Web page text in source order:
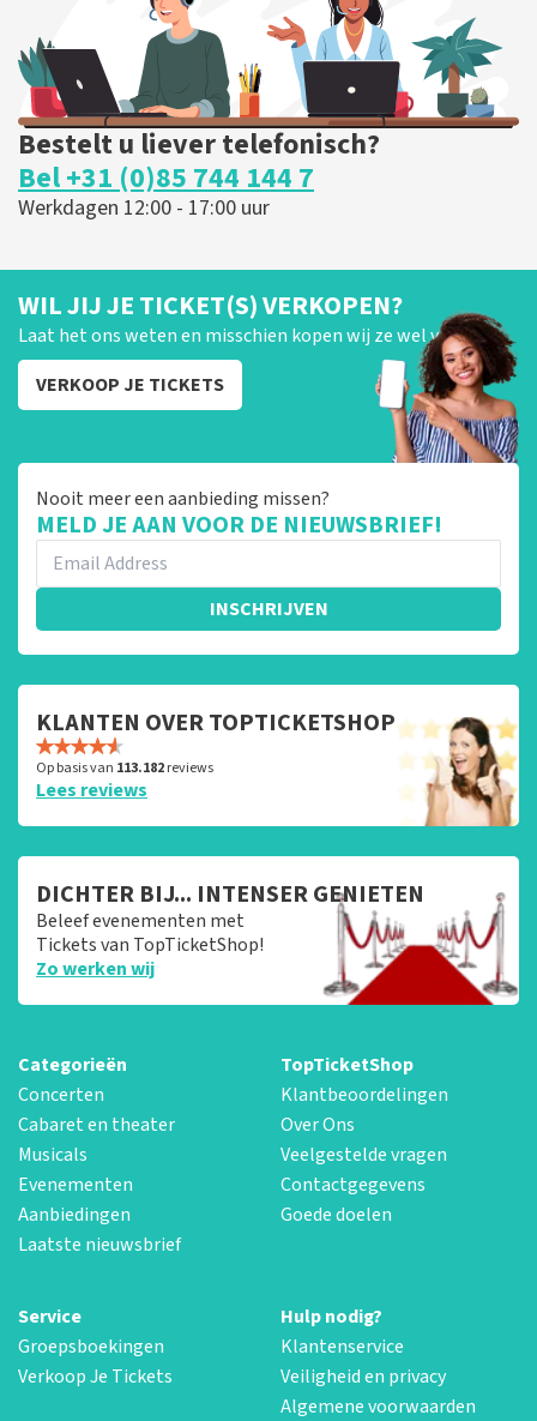
Bestelt u liever telefonisch?
Bel +31 (0)85 744 144 7
Werkdagen 12:00 - 17:00 uur
WIL JIJ JE TICKET(S) VERKOPEN?
Laat het ons weten en misschien kopen wij ze wel van je!
VERKOOP JE TICKETS
Nooit meer een aanbieding missen?
MELD JE AAN VOOR DE NIEUWSBRIEF!
INSCHRIJVEN
KLANTEN OVER TOPTICKETSHOP
Op basis van 113.182reviews
Lees reviews
DICHTER BIJ... INTENSER GENIETEN
Beleef evenementen met
Tickets van TopTicketShop!
Zo werken wij
Categorieën
Concerten
Cabaret en theater
Musicals
Evenementen
Aanbiedingen
Laatste nieuwsbrief
TopTicketShop
Klantbeoordelingen
Over Ons
Veelgestelde vragen
Contactgegevens
Goede doelen
Service
Groepsboekingen
Verkoop Je Tickets
Hulp nodig?
Klantenservice
Veiligheid en privacy
Algemene voorwaarden